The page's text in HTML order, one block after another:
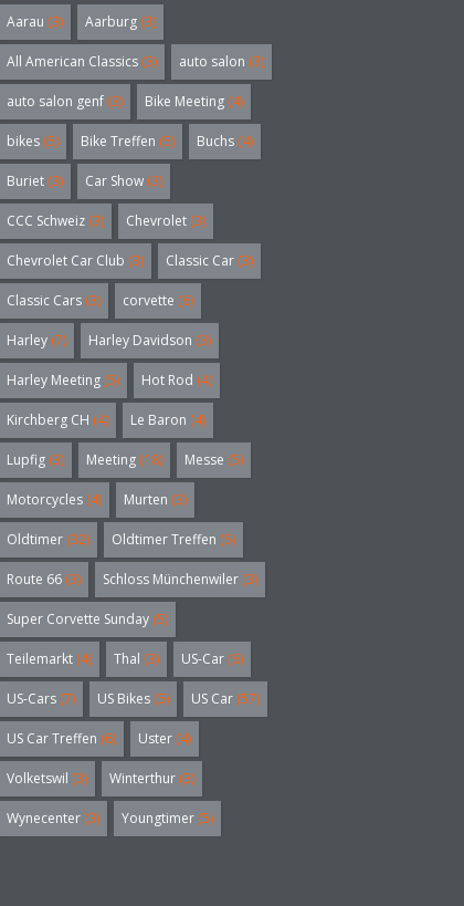
Aarau (3) Aarburg (3)
All American Classics (3) auto salon (3)
auto salon genf (3) Bike Meeting (4)
bikes (5) Bike Treffen (5) Buchs (4)
Buriet (3) Car Show (3)
CCC Schweiz (3) Chevrolet (3)
Chevrolet Car Club (3) Classic Car (3)
Classic Cars (3) corvette (6)
Harley (7) Harley Davidson (3)
Harley Meeting (5) Hot Rod (4)
Kirchberg CH (4) Le Baron (4)
Lupfig (3) Meeting (18) Messe (5)
Motorcycles (4) Murten (3)
Oldtimer (32) Oldtimer Treffen (5)
Route 66 (3) Schloss Münchenwiler (3)
Super Corvette Sunday (5)
Teilemarkt (4) Thal (3) US-Car (6)
US-Cars (7) US Bikes (5) US Car (57)
US Car Treffen (6) Uster (4)
Volketswil (3) Winterthur (3)
Wynecenter (3) Youngtimer (5)